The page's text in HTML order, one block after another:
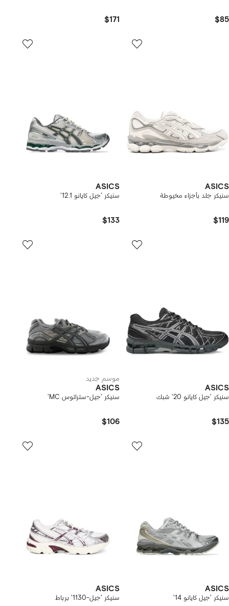
$85
$171
ASICS
سنيكر جلد بأجزاء مخيوطة
$119
ASICS
سنيكر 'جيل كايانو 12.1'
$133
ASICS
سنيكر 'جيل كايانو 20' شبك
$135
موسم جديد
ASICS
سنيكر 'جيل-ستراتوس MC'
$106
ASICS
سنيكر 'جيل كايانو 14'
ASICS
سنيكر 'جيل-1130' برباط